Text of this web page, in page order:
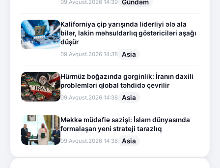
09.Avqust.2026 14:39 Gündəm
Kaliforniya çip yarışında liderliyi ələ ala
bilər, lakin məhsuldarlıq göstəriciləri aşağı
düşür
09.Avqust.2026 14:38 Asia
Hürmüz boğazında gərginlik: İranın daxili
problemləri qlobal təhdidə çevrilir
09.Avqust.2026 14:38 Asia
Məkkə müdafiə sazişi: İslam dünyasında
formalaşan yeni strateji tarazlıq
09.Avqust.2026 14:38 Asia